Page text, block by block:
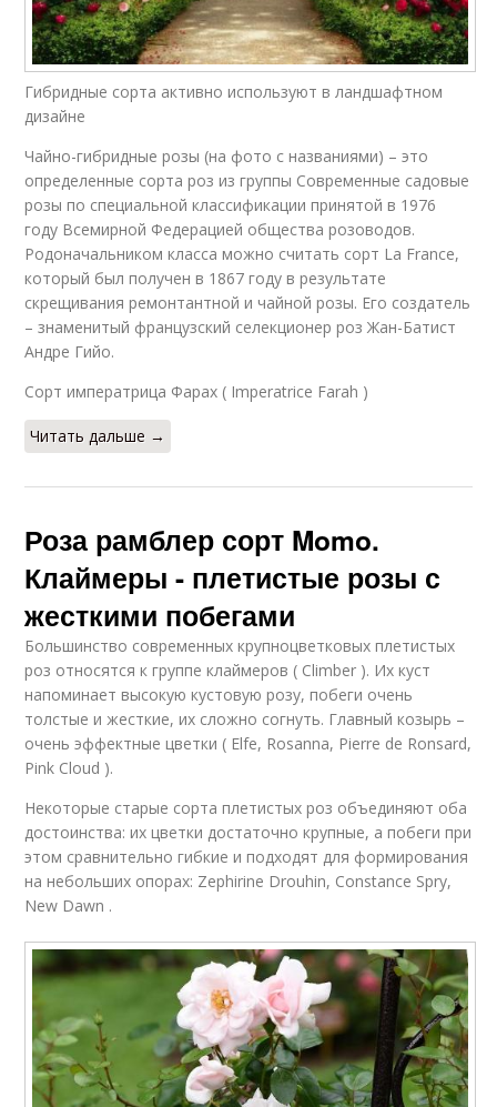
Гибридные сорта активно используют в ландшафтном
дизайне
Чайно-гибридные розы (на фото с названиями) – это
определенные сорта роз из группы Современные садовые
розы по специальной классификации принятой в 1976
году Всемирной Федерацией общества розоводов.
Родоначальником класса можно считать сорт La France,
который был получен в 1867 году в результате
скрещивания ремонтантной и чайной розы. Его создатель
– знаменитый французский селекционер роз Жан-Батист
Андре Гийо.
Сорт императрица Фарах ( Imperatrice Farah )
Читать дальше →
Роза рамблер сорт Momo.
Клаймеры - плетистые розы с
жесткими побегами
Большинство современных крупноцветковых плетистых
роз относятся к группе клаймеров ( Climber ). Их куст
напоминает высокую кустовую розу, побеги очень
толстые и жесткие, их сложно согнуть. Главный козырь –
очень эффектные цветки ( Elfe, Rosanna, Pierre de Ronsard,
Pink Cloud ).
Некоторые старые сорта плетистых роз объединяют оба
достоинства: их цветки достаточно крупные, а побеги при
этом сравнительно гибкие и подходят для формирования
на небольших опорах: Zephirine Drouhin, Constance Spry,
New Dawn .